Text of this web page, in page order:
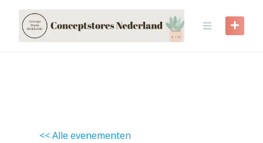
content
<< Alle evenementen